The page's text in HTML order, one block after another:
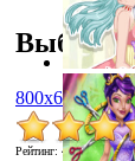
Выбрать
800x600
Рейтинг: 4.0/2